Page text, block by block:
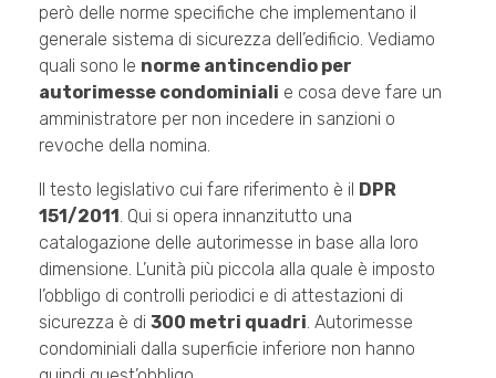
però delle norme specifiche che implementano il
generale sistema di sicurezza dell’edificio. Vediamo
quali sono le norme antincendio per
autorimesse condominiali e cosa deve fare un
amministratore per non incedere in sanzioni o
revoche della nomina.
Il testo legislativo cui fare riferimento è il DPR
151/2011 . Qui si opera innanzitutto una
catalogazione delle autorimesse in base alla loro
dimensione. L’unità più piccola alla quale è imposto
l’obbligo di controlli periodici e di attestazioni di
sicurezza è di 300 metri quadri . Autorimesse
condominiali dalla superficie inferiore non hanno